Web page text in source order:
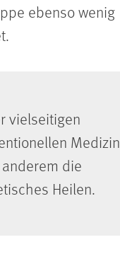
ebenso wenig
vielseitigen
Medizin
die
Heilen.